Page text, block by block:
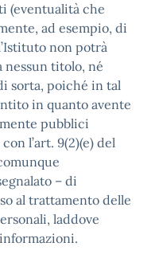
(eventualità che
ad esempio, di
non potrà
nessun titolo, né
sorta, poiché in tal
in quanto avente
pubblici
l’art. 9(2)(e) del
– di
al trattamento delle
laddove